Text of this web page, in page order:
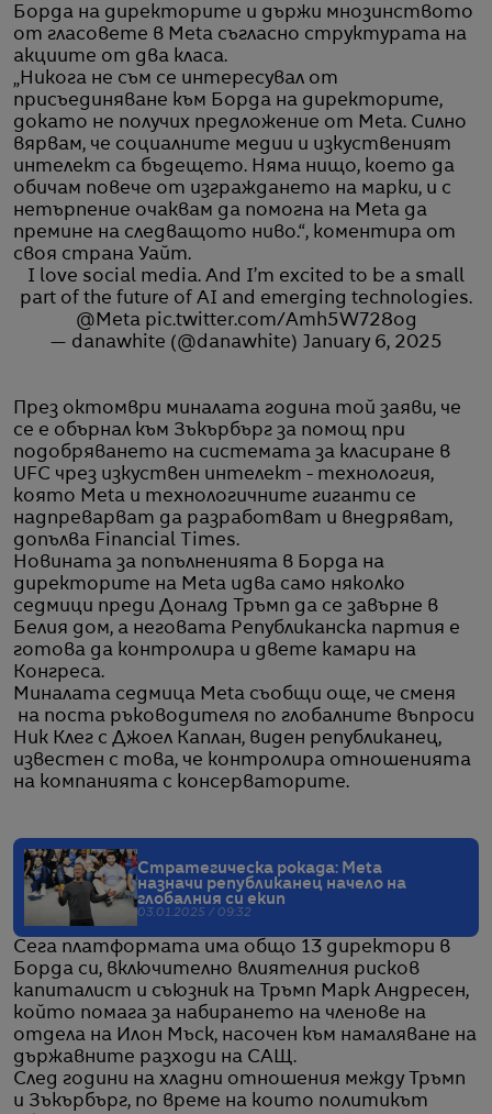
Борда на директорите и държи мнозинството
от гласовете в Meta съгласно структурата на
акциите от два класа.
„Никога не съм се интересувал от
присъединяване към Борда на директорите,
докато не получих предложение от Meta. Силно
вярвам, че социалните медии и изкуственият
интелект са бъдещето. Няма нищо, което да
обичам повече от изграждането на марки, и с
нетърпение очаквам да помогна на Meta да
премине на следващото ниво.“, коментира от
своя страна Уайт.
I love social media. And I’m excited to be a small
part of the future of AI and emerging technologies.
@Meta pic.twitter.com/Amh5W728og
— danawhite (@danawhite) January 6, 2025
През октомври миналата година той заяви, че
се е обърнал към Зъкърбърг за помощ при
подобряването на системата за класиране в
UFC чрез изкуствен интелект - технология,
която Meta и технологичните гиганти се
надпреварват да разработват и внедряват,
допълва Financial Times.
Новината за попълненията в Борда на
директорите на Meta идва само няколко
седмици преди Доналд Тръмп да се завърне в
Белия дом, а неговата Републиканска партия е
готова да контролира и двете камари на
Конгреса.
Миналата седмица Meta съобщи още, че сменя
на поста ръководителя по глобалните въпроси
Ник Клег с Джоел Каплан, виден републиканец,
известен с това, че контролира отношенията
на компанията с консерваторите.
Стратегическа рокада: Meta
назначи републиканец начело на
глобалния си екип
03.01.2025 / 09:32
Сега платформата има общо 13 директори в
Борда си, включително влиятелния рисков
капиталист и съюзник на Тръмп Марк Андресен,
който помага за набирането на членове на
отдела на Илон Мъск, насочен към намаляване на
държавните разходи на САЩ.
След години на хладни отношения между Тръмп
и Зъкърбърг, по време на които политикът